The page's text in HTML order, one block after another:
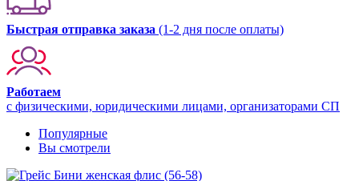
Быстрая отправка заказа (1-2 дня после оплаты)
Работаем
с физическими, юридическими лицами, организаторами СП
Популярные
Вы смотрели